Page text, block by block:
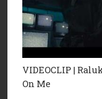
VIDEOCLIP |
On Me